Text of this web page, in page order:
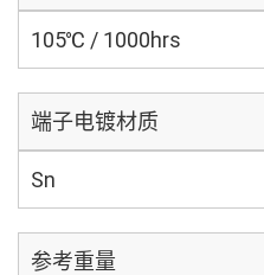
105℃ / 1000hrs
端子电镀材质
Sn
参考重量